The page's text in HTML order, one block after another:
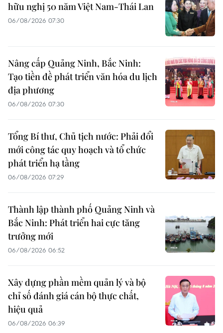
hữu nghị 50 năm Việt Nam-Thái Lan
06/08/2026 07:30
Nâng cấp Quảng Ninh, Bắc Ninh:
Tạo tiền đề phát triển văn hóa du lịch
địa phương
06/08/2026 07:30
Tổng Bí thư, Chủ tịch nước: Phải đổi
mới công tác quy hoạch và tổ chức
phát triển hạ tầng
06/08/2026 07:29
Thành lập thành phố Quảng Ninh và
Bắc Ninh: Phát triển hai cực tăng
trưởng mới
06/08/2026 06:52
Xây dựng phần mềm quản lý và bộ
chỉ số đánh giá cán bộ thực chất,
hiệu quả
06/08/2026 06:39